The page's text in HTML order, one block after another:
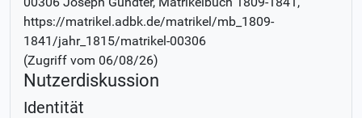
https://matrikel.adbk.de/matrikel/mb_1809-
1841/jahr_1815/matrikel-00306
(Zugriff vom 06/08/26)
Nutzerdiskussion
Identität